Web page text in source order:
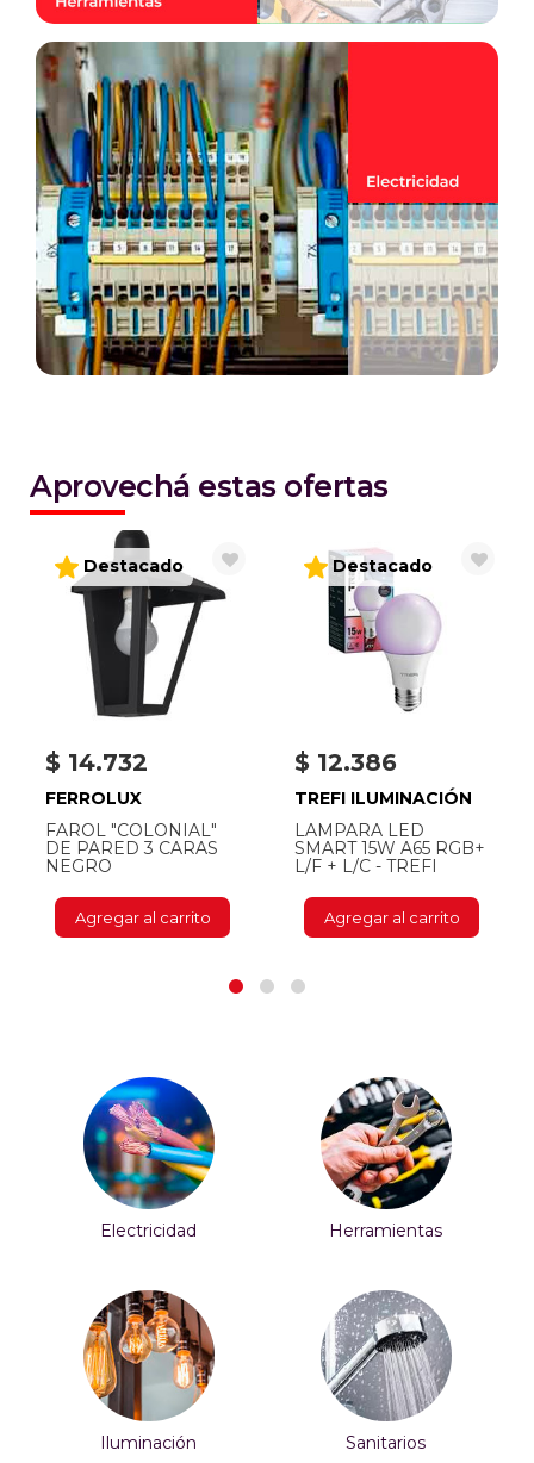
Aprovechá estas ofertas
Destacado
$ 14.732
FERROLUX
FAROL "COLONIAL"
DE PARED 3 CARAS
NEGRO
Agregar al carrito
Destacado
$ 12.386
TREFI ILUMINACIÓN
LAMPARA LED
SMART 15W A65 RGB+
L/F + L/C - TREFI
Agregar al carrito
Electricidad Herramientas
Iluminación Sanitarios